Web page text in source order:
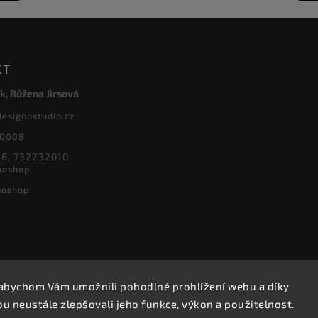
Vám umožnili pohodlné prohlížení webu a díky
neustále zlepšovali jeho funkce, výkon a použitelnost.
Růžena Jirsová
732232010
Copyright 2026Designoshop. Všechna práva vyhrazena.
Upravit nastavení cookies